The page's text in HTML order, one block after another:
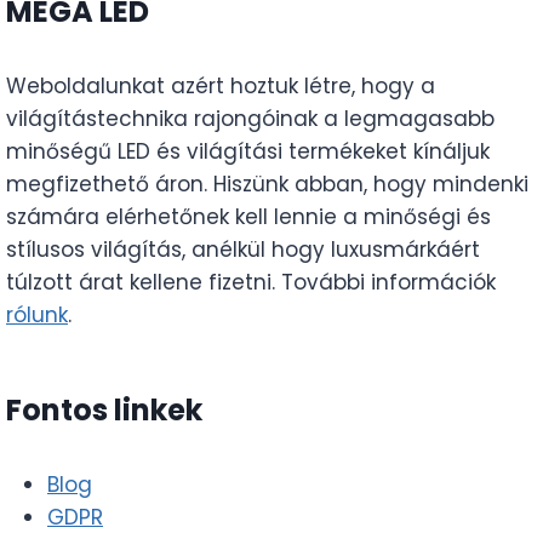
MEGA LED
Weboldalunkat azért hoztuk létre, hogy a
világítástechnika rajongóinak a legmagasabb
minőségű LED és világítási termékeket kínáljuk
megfizethető áron. Hiszünk abban, hogy mindenki
számára elérhetőnek kell lennie a minőségi és
stílusos világítás, anélkül hogy luxusmárkáért
túlzott árat kellene fizetni. További információk
rólunk.
Fontos linkek
Blog
GDPR